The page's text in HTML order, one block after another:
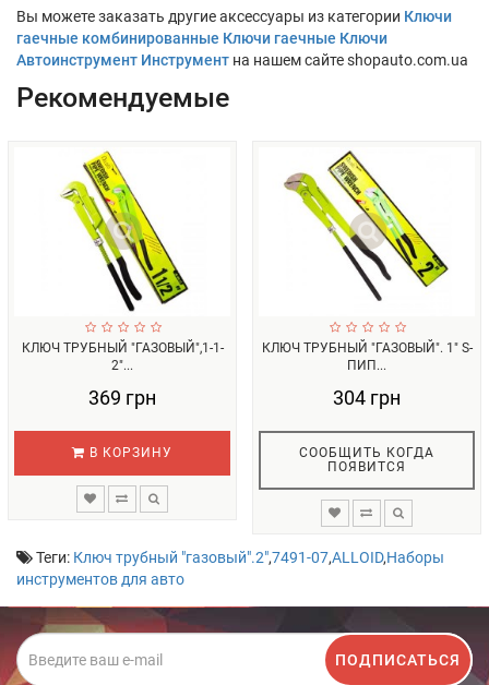
Вы можете заказать другие аксессуары из категории Ключи
гаечные комбинированные Ключи гаечные Ключи
Автоинструмент Инструмент на нашем сайте shopauto.com.ua
Рекомендуемые
КЛЮЧ ТРУБНЫЙ "ГАЗОВЫЙ",1-1-
2"...
369 грн
В КОРЗИНУ
КЛЮЧ ТРУБНЫЙ "ГАЗОВЫЙ". 1" S-
ПИП...
304 грн
СООБЩИТЬ КОГДА
ПОЯВИТСЯ
Теги: Ключ трубный "газовый".2",7491-07,ALLOID,Наборы
инструментов для авто
ПОДПИСАТЬСЯ